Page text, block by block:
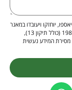
יוחזקו ויעובדו במאגר
מידע בהתאם להוראות חוק הגנת הפרטיות, התשמ"א–1981 (כולל תיקון 13),
מסירת המידע נעשית